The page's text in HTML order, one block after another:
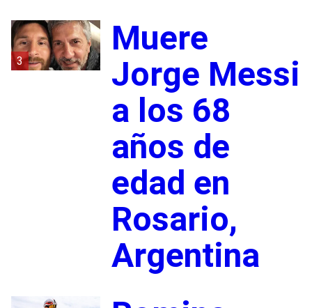
3
Muere
Jorge Messi
a los 68
años de
edad en
Rosario,
Argentina